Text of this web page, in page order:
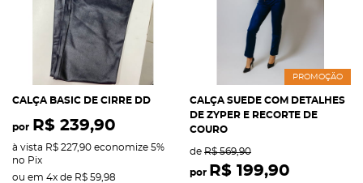
CALÇA BASIC DE CIRRE DD
por R$ 239,90
à vista R$ 227,90 economize 5%
no Pix
ou em 4x de R$ 59,98
PROMOÇÃO
CALÇA SUEDE COM DETALHES
DE ZYPER E RECORTE DE
COURO
de R$ 569,90
por R$ 199,90